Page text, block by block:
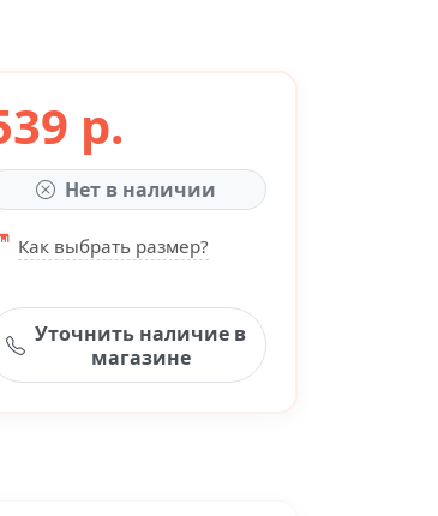
р.
Нет в наличии
Как выбрать размер?
Уточнить наличие в
магазине